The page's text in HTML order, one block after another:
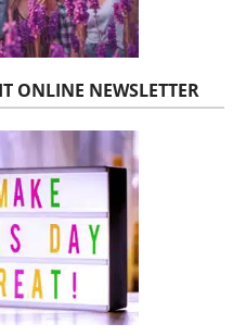
ONLINE NEWSLETTER